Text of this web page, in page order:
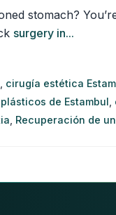
stomach?
surgery in...
cirugía estética
de Estambul
Recuperación de